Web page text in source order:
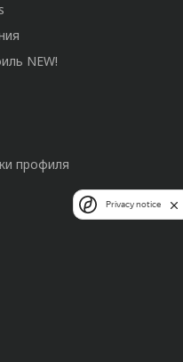
NEW!
профиля
Privacy notice